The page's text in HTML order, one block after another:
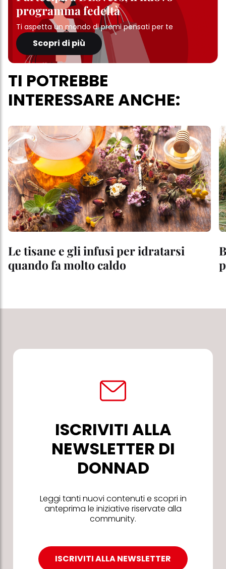
programma fedeltà
Ti aspetta un mondo di premi pensati per te
Scopri di più
TI POTREBBE
INTERESSARE ANCHE:
Le tisane e gli infusi per idratarsi
quando fa molto caldo
ISCRIVITI ALLA
NEWSLETTER DI
DONNAD
Leggi tanti nuovi contenuti e scopri in
anteprima le iniziative riservate alla
community.
ISCRIVITI ALLA NEWSLETTER